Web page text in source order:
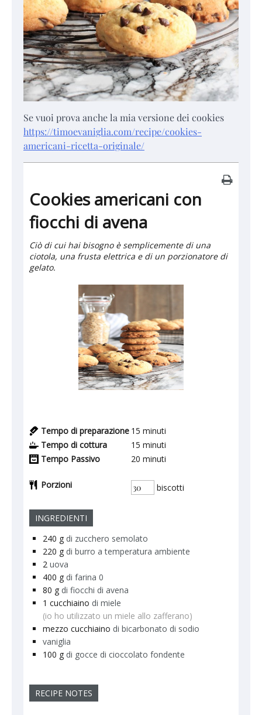
Se vuoi prova anche la mia versione dei cookies
https://timoevaniglia.com/recipe/cookies-
americani-ricetta-originale/
Cookies americani con
fiocchi di avena
Ciò di cui hai bisogno è semplicemente di una
ciotola, una frusta elettrica e di un porzionatore di
gelato.
Tempo di preparazione 15 minuti
Tempo di cottura
15 minuti
Tempo Passivo
20 minuti
Porzioni biscotti
INGREDIENTI
240 g di zucchero semolato
220 g di burro a temperatura ambiente
2 uova
400 g di farina 0
80 g di fiocchi di avena
1 cucchiaino di miele
(io ho utilizzato un miele allo zafferano)
mezzo cucchiaino di bicarbonato di sodio
vaniglia
100 g di gocce di cioccolato fondente
RECIPE NOTES